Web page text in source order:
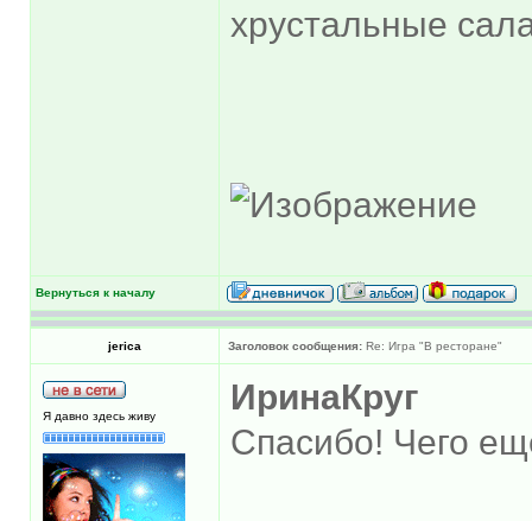
хрустальные
Вернуться к началу
jerica Заголовок сообщения: Re: Игра "В ресторане"
Я давно здесь живу
ИринаКруг
Спасибо! Чего